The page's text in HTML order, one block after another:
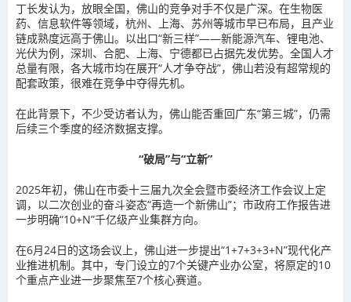
丁长发认为，放眼全国，佛山的竞争对手不仅是广深。在生物医
药、信息软件等领域，杭州、上海、苏州等城市早已布局，且产业
链成熟度远高于佛山。以出口“新三样”——新能源汽车、锂电池、
光伏为例，深圳、合肥、上海、宁德都已占据先发优势。全国人才
总量有限，各大城市均在展开“人才争夺战”，佛山若没有超常规的
配套政策，很难在竞争中夺得先机。
在此背景下，不少受访者认为，佛山能否重回广东“第三城”，仍需
后续三个季度的经济数据支撑。
“破局”与“立新”
2025年初，佛山在市委十三届九次全会暨市委经济工作会议上定
调，以二次创业的奋斗姿态“再造一个新佛山”；市政府工作报告进
一步明确“10+N”千亿级产业集群方向。
在6月24日的这场会议上，佛山进一步提出“1+7+3+3+N”现代化产
业推进机制。其中，专门设立的7个关键产业办公室，将原定的10
个重点产业进一步聚焦至7个核心赛道。